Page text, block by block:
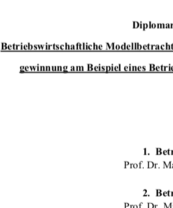
Betriebswirtschaftliche Modellbetrac
gewinnung am Beispiel eines Be
1.
Prof. Dr.
2.
Prof. Dr.